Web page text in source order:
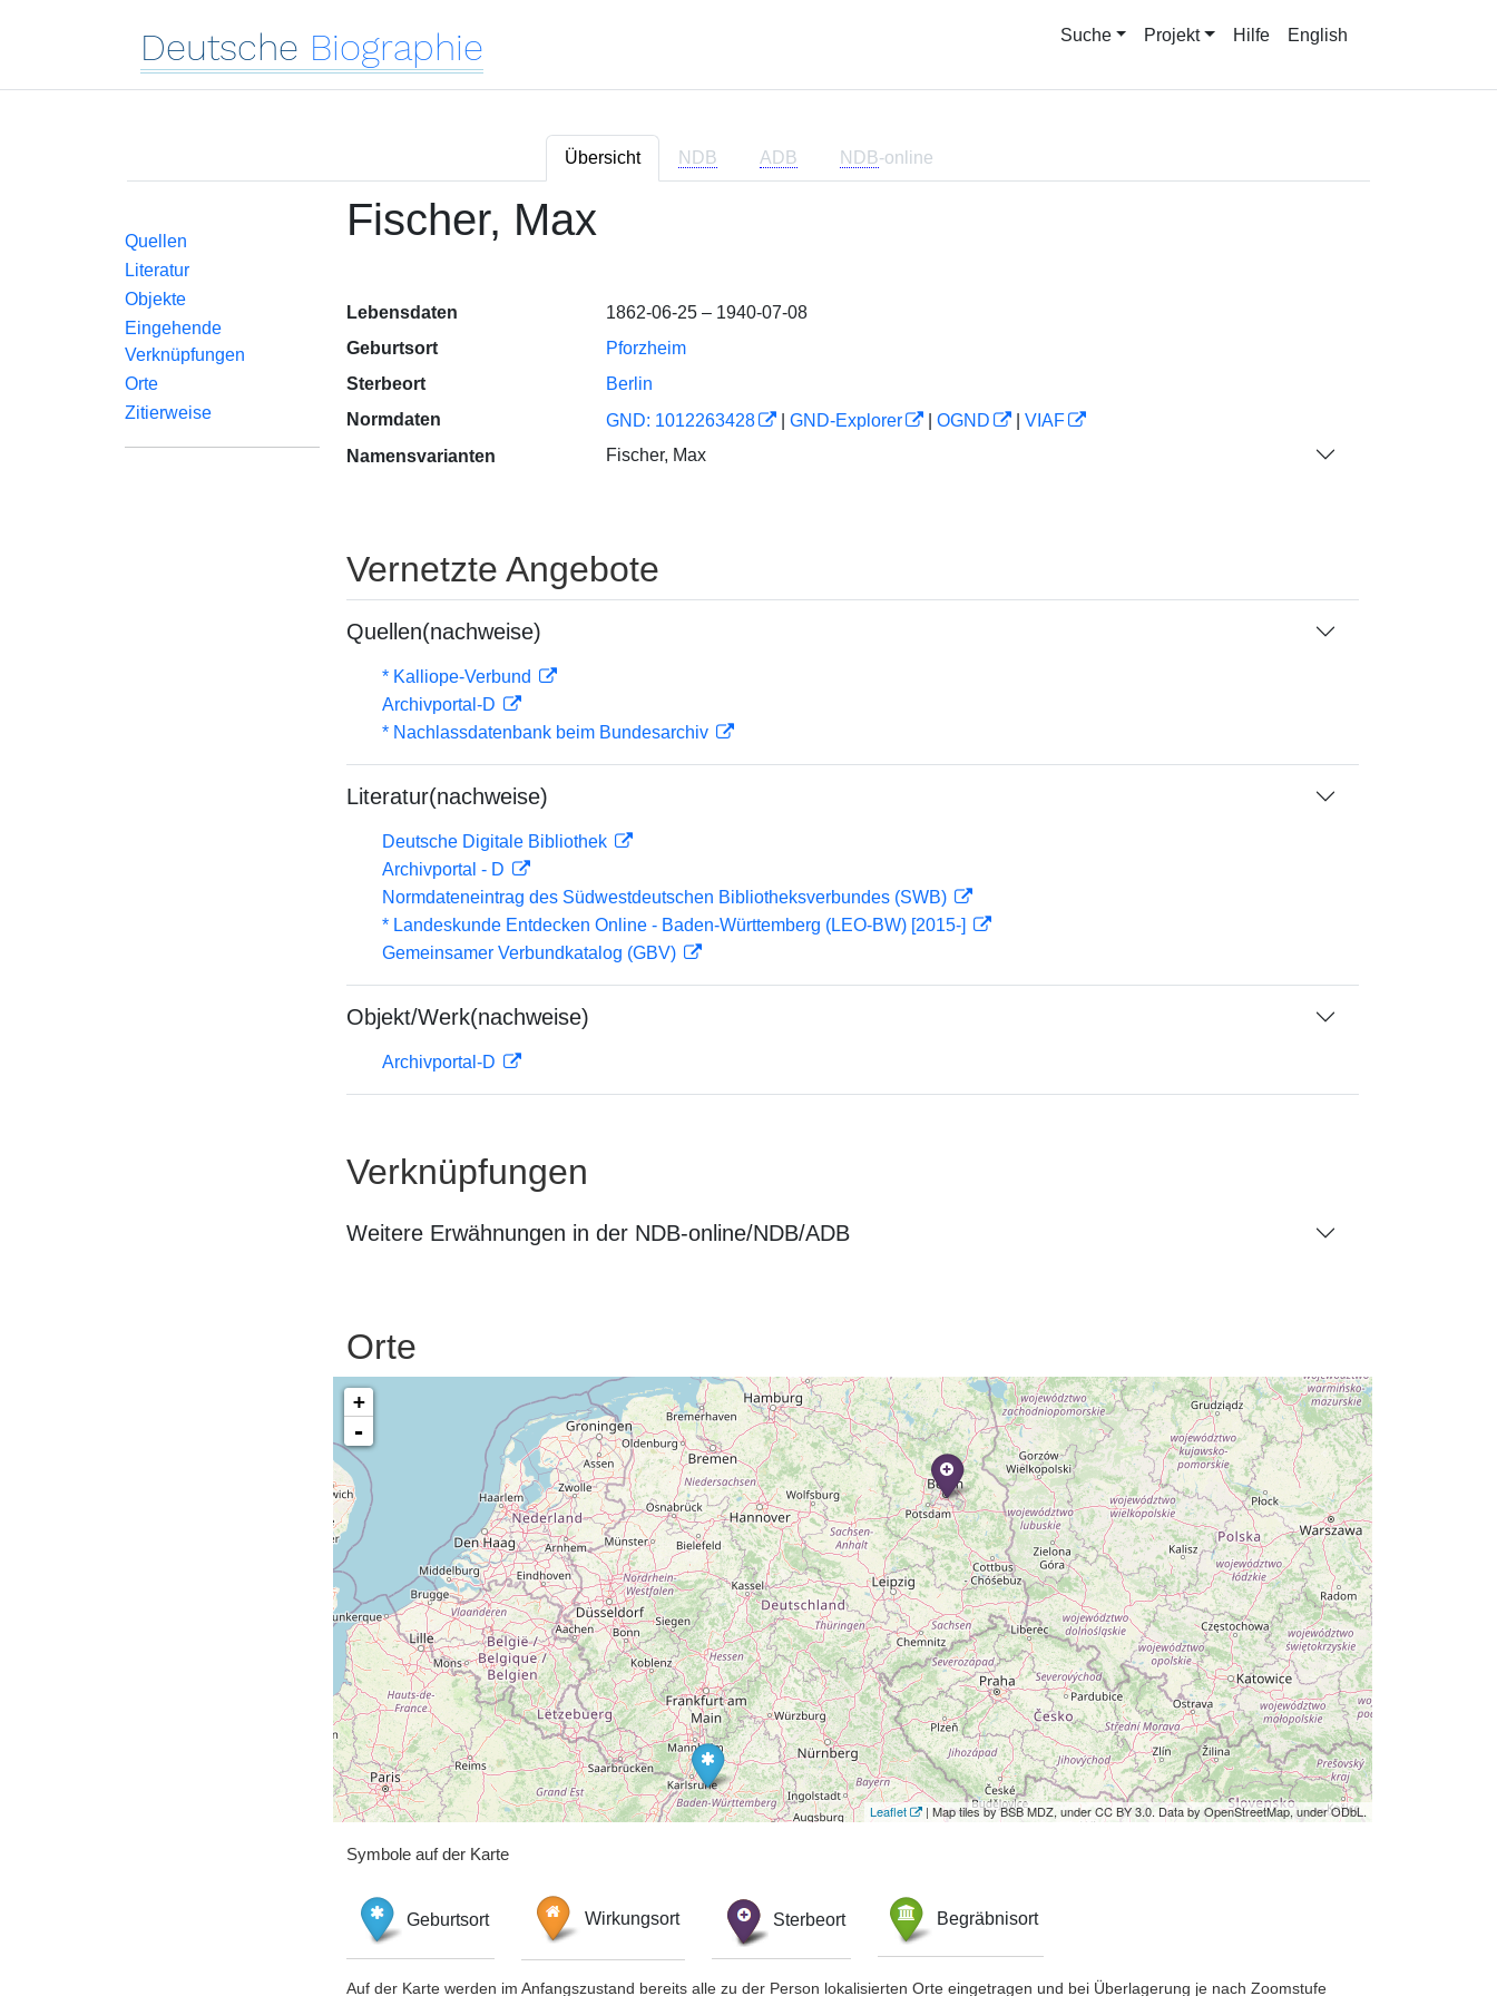
Deutsche Biographie Suche Projekt Hilfe English
Übersicht NDB ADB NDB-online
Quellen
Literatur
Objekte
Eingehende
Verknüpfungen
Orte
Zitierweise
Fischer, Max
Lebensdaten
1862-06-25 – 1940-07-08
Geburtsort
Pforzheim
Sterbeort
Berlin
Normdaten
GND: 1012263428 GND-Explorer OGND
VIAF
Namensvarianten
Fischer, Max
Vernetzte Angebote
Quellen(nachweise)
* Kalliope-Verbund
Archivportal-D
* Nachlassdatenbank beim Bundesarchiv
Literatur(nachweise)
Deutsche Digitale Bibliothek
Archivportal - D
Normdateneintrag des Südwestdeutschen Bibliotheksverbundes (SWB)
* Landeskunde Entdecken Online - Baden-Württemberg (LEO-BW) [2015-]
Gemeinsamer Verbundkatalog (GBV)
Objekt/Werk(nachweise)
Archivportal-D
Verknüpfungen
Weitere Erwähnungen in der NDB-online/NDB/ADB
Orte
+
-
Leaflet | Map tiles by BSB MDZ, under CC BY 3.0. Data by OpenStreetMap, under ODbL.
Symbole auf der Karte
Geburtsort Wirkungsort Sterbeort Begräbnisort
Auf der Karte werden im Anfangszustand bereits alle zu der Person lokalisierten Orte eingetragen und bei Überlagerung je nach Zoomstufe